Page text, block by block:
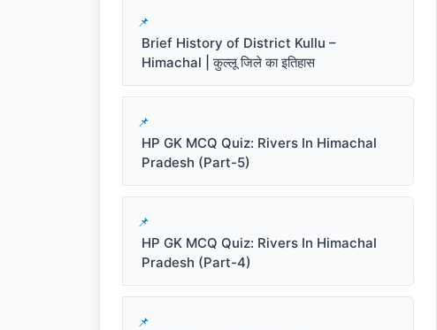
Brief History of District Kullu –
Himachal | कुल्लू जिले का इतिहास
HP GK MCQ Quiz: Rivers In Himachal
Pradesh (Part-5)
HP GK MCQ Quiz: Rivers In Himachal
Pradesh (Part-4)